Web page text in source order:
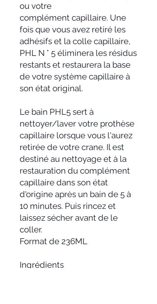
ou votre
complément capillaire. Une
fois que vous avez retiré les
adhésifs et la colle capillaire,
PHL N ° 5 éliminera les résidus
restants et restaurera la base
de votre système capillaire à
son état original.
Le bain PHL5 sert à
nettoyer/laver votre prothèse
capillaire lorsque vous l'aurez
retirée de votre crane. Il est
destiné au nettoyage et à la
restauration du complément
capillaire dans son état
d'origine après un bain de 5 à
10 minutes. Puis rincez et
laissez sécher avant de le
coller.
Format de 236ML
Ingrédients